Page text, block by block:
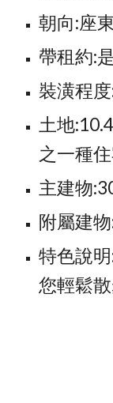
朝向:座
帶租約:
裝潢程
土地
之一種
主建物
附屬建
特色說
您輕鬆